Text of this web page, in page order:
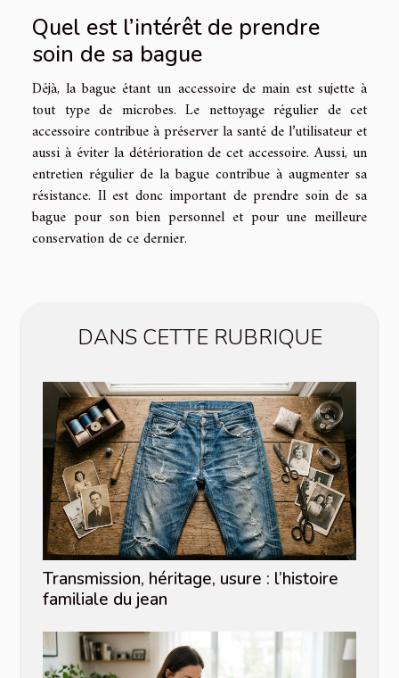
Quel est l’intérêt de prendre
soin de sa bague
Déjà, la bague étant un accessoire de main est sujette à
tout type de microbes. Le nettoyage régulier de cet
accessoire contribue à préserver la santé de l’utilisateur et
aussi à éviter la détérioration de cet accessoire. Aussi, un
entretien régulier de la bague contribue à augmenter sa
résistance. Il est donc important de prendre soin de sa
bague pour son bien personnel et pour une meilleure
conservation de ce dernier.
DANS CETTE RUBRIQUE
Transmission, héritage, usure : l’histoire
familiale du jean